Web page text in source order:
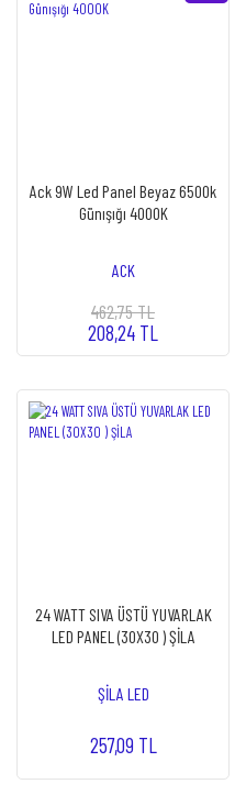
Ack 9W Led Panel Beyaz 6500k
Günışığı 4000K
ACK
462,75 TL
208,24 TL
24 WATT SIVA ÜSTÜ YUVARLAK
LED PANEL (30X30 ) ŞİLA
ŞİLA LED
257,09 TL